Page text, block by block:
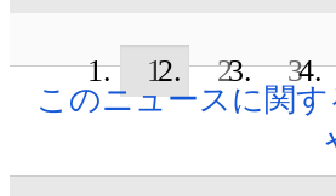
1 2 3
このニュースに関